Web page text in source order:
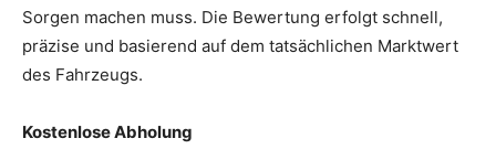
Sorgen machen muss. Die Bewertung erfolgt schnell,
präzise und basierend auf dem tatsächlichen Marktwert
des Fahrzeugs.
Kostenlose Abholung